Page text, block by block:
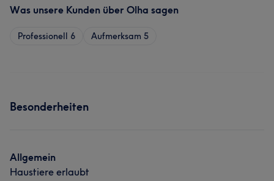
Was unsere Kunden über Olha sagen
Professionell 6 Aufmerksam 5
Besonderheiten
Allgemein
Haustiere erlaubt